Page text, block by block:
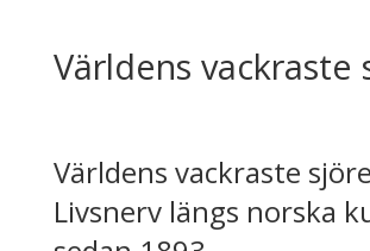
Världens vackraste
Världens vackraste
Livsnerv längs norska